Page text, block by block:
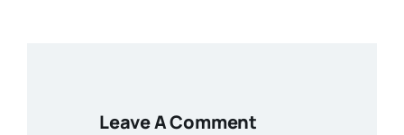
Leave A Comment